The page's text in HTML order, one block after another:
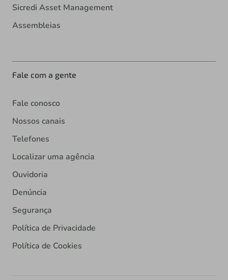
Sicredi Asset Management
Assembleias
Fale com a gente
Fale conosco
Nossos canais
Telefones
Localizar uma agência
Ouvidoria
Denúncia
Segurança
Política de Privacidade
Política de Cookies